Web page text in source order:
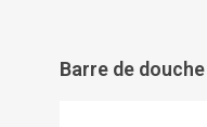
Barre de